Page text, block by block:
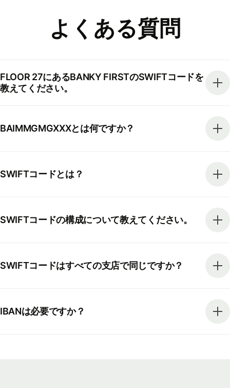
よくある質問
FLOOR 27にあるBANKY FIRSTのSWIFTコードを
教えてください。
BAIMMGMGXXXとは何ですか？
SWIFTコードとは？
SWIFTコードの構成について教えてください。
SWIFTコードはすべての支店で同じですか？
IBANは必要ですか？